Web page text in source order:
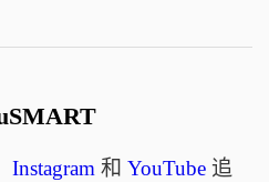
Instagram和 YouTube追